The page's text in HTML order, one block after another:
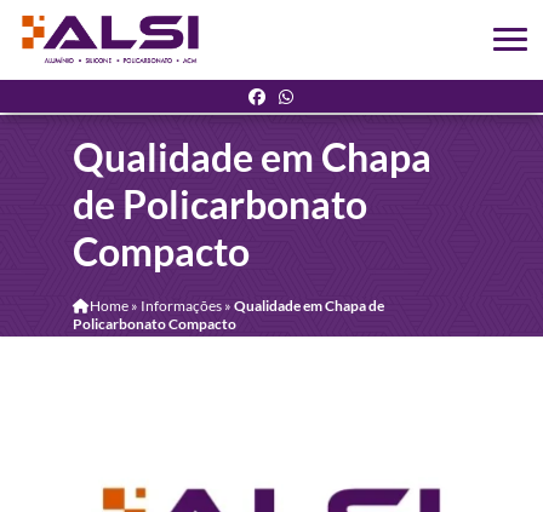
Qualidade em Chapa
de Policarbonato
Compacto
Home» Informações » Qualidade em Chapa de
Policarbonato Compacto